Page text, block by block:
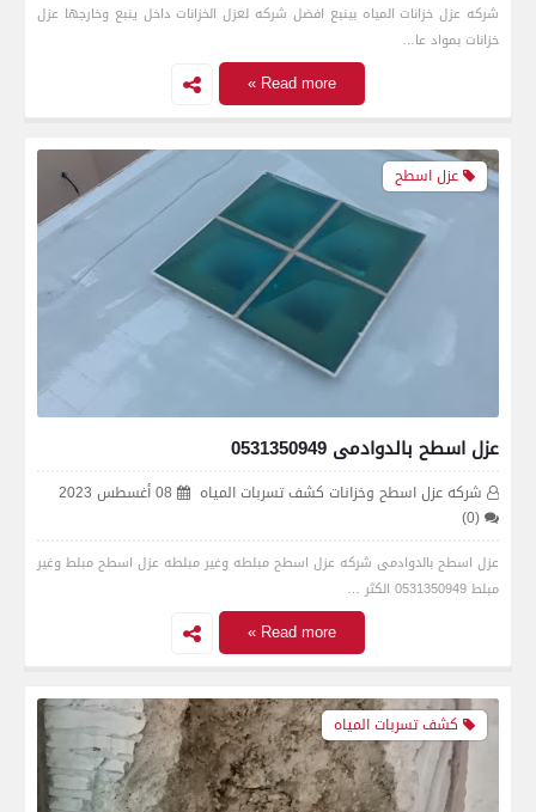
شركه عزل خزانات المياه بينبع افضل شركه لعزل الخزانات داخل ينبع وخارجها عزل
خزانات بمواد عا…
Read more »
عزل اسطح
عزل اسطح بالدوادمى 0531350949
شركه عزل اسطح وخزانات كشف تسربات المياه
08 أغسطس 2023
(0)
عزل اسطح بالدوادمى شركه عزل اسطح مبلطه وغير مبلطه عزل اسطح مبلط وغير
مبلط 0531350949 الكثر …
Read more »
كشف تسربات المياه